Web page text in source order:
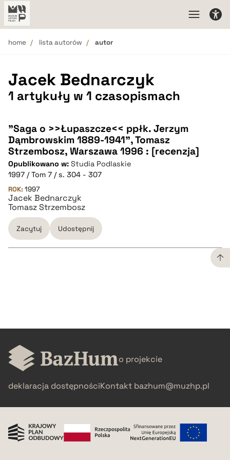
home lista autorów autor
Jacek Bednarczyk
1 artykuły w 1 czasopismach
"Saga o >>Łupaszcze<< ppłk. Jerzym
Dąmbrowskim 1889-1941", Tomasz
Strzembosz, Warszawa 1996 : [recenzja]
Opublikowano w: Studia Podlaskie
1997 / Tom 7 / s. 304 - 307
ROK: 1997
Jacek Bednarczyk
Tomasz Strzembosz
Zacytuj Udostępnij
pobierz cytat
o projekcie
deklaracja dostępnościKontakt bazhum@muzhp.pl